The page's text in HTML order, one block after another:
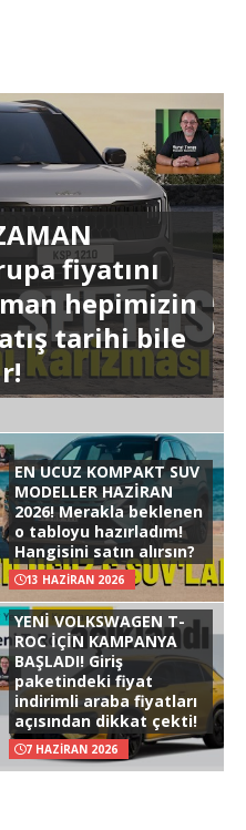
fiyatını
hepimizin
tarihi bile
EN UCUZ KOMPAKT SUV
MODELLER HAZİRAN
2026! Merakla beklenen
o tabloyu hazırladım!
Hangisini satın alırsın?
13 HAZIRAN 2026
YENİ VOLKSWAGEN T-
ROC İÇİN KAMPANYA
BAŞLADI! Giriş
paketindeki fiyat
indirimli araba fiyatları
açısından dikkat çekti!
7 HAZIRAN 2026